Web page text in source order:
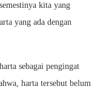
kita yang
yang ada dengan
sebagai pengingat
harta tersebut belum